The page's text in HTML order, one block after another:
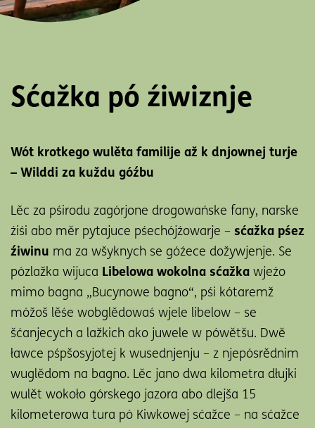
Sćažka pó źiwiznje
Wót krotkego wulěta familije až k dnjownej turje
– Wilddi za kuždu góźbu
Lěc za pśirodu zagórjone drogowańske fany, narske
źiśi abo měr pytajuce pśechójźowarje – sćažka pśez
źiwinu ma za wšyknych se góźece dožywjenje. Se
pózlažka wijuca Libelowa wokolna sćažka wjeźo
mimo bagna „Bucynowe bagno“, pśi kótaremž
móžoš lěśe wobglědowaś wjele libelow – se
šćanjecych a lažkich ako juwele w pówětšu. Dwě
ławce pśpšosyjotej k wusednjenju – z njepósrědnim
wuglědom na bagno. Lěc jano dwa kilometra dłujki
wulět wokoło górskego jazora abo dlejša 15
kilometerowa tura pó Kiwkowej sćažce – na sćažce